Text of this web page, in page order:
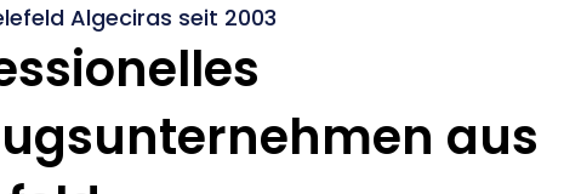
Algeciras seit 2003
aus